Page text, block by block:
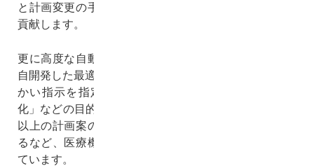
と計画変更の手間を削減しつつ生産効率の最大化にも
貢献します。
更に高度な自動化を実現されたいお客様には弊社が独
自開発した最適化AIであるSolverがお役に立ちます。細
かい指示を指定せずとも「納期遵守と段取りの最小
化」などの目的を指示するだけで想定される100万通り
以上の計画案の中から最も適切な計画を自動で出力す
るなど、医療機器の計画立案に必要な機能を取り揃え
ています。